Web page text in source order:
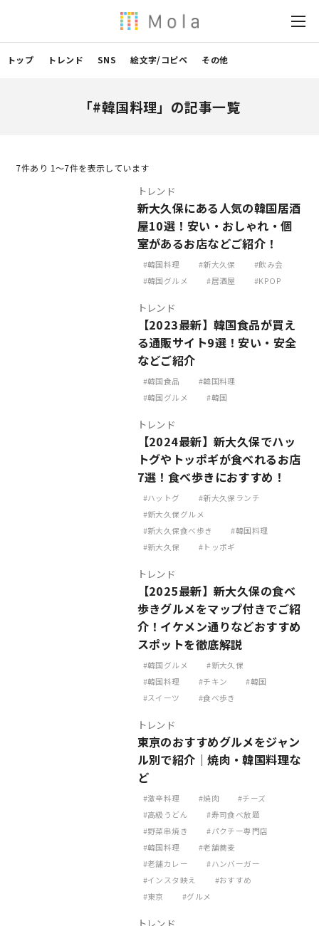
トップ トレンド SNS 絵文字/コピペ その他
「#韓国料理」の記事一覧
7件あり 1〜7件を表示しています
トレンド
新大久保にある人気の韓国居酒
屋10選！安い・おしゃれ・個
室があるお店などご紹介！
韓国料理 新大久保
飲み会
韓国グルメ
居酒屋 KPOP
トレンド
【2023最新】韓国食品が買え
る通販サイト9選！安い・安全
などご紹介
韓国食品
韓国料理
韓国グルメ
韓国
トレンド
【2024最新】新大久保でハッ
トグやトッポギが食べれるお店
7選！食べ歩きにおすすめ！
ハットグ
新大久保ランチ
新大久保グルメ
新大久保食べ歩き
韓国料理
新大久保
トッポギ
トレンド
【2025最新】新大久保の食べ
歩きグルメをマップ付きでご紹
介！イケメン通りなどおすすめ
スポットを徹底解説
韓国グルメ
新大久保
韓国料理
チキン
韓国
スイーツ
食べ歩き
トレンド
東京のおすすめグルメをジャン
ル別で紹介｜焼肉・韓国料理な
ど
激辛料理 焼肉
チーズ
高級うどん
寿司食べ放題
野菜串焼き
パクチー専門店
韓国料理
老舗蕎麦
老舗カレー
ハンバーガー
インスタ映え
おすすめ
東京
グルメ
トレンド